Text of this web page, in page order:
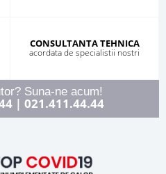
CONSULTANTA TEHNICA
acordata de specialistii nostri
Suna-ne acum!
| 021.411.44.44